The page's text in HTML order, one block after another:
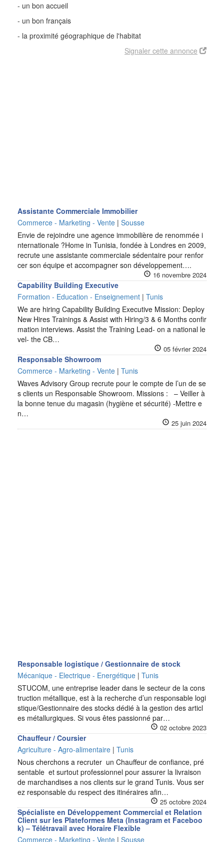
- un bon accueil
- un bon français
- la proximité géographique de l'habitat
Signaler cette annonce
Assistante Commerciale Immobilier
Commerce - Marketing - Vente | Sousse
Envie de rejoindre une agence immobilière de renommée i
nternationale ?Home in Tunisia, fondée à Londres en 2009,
recrute une assistante commerciale sédentaire pour renfor
cer son équipe et accompagner son développement….
16 novembre 2024
Capability Building Executive
Formation - Education - Enseignement | Tunis
We are hiring Capability Building Executive Mission: Deploy
New Hires Trainings & Assist with Hiring/3 & 6 Months confir
mation interviews. Assist the Training Lead- on a national le
vel- the CB…
05 février 2024
Responsable Showroom
Commerce - Marketing - Vente | Tunis
Waves Advisory Group recrute pour le compte de l’un de se
s clients un Responsable Showroom. Missions : – Veiller à
la bonne tenue du magasin (hygiène et sécurité) -Mettre e
n…
25 juin 2024
Responsable logistique / Gestionnaire de stock
Mécanique - Electrique - Energétique | Tunis
STUCOM, une entreprise leader dans le secteur de la cons
truction métallique, est à la recherche d’un responsable logi
stique/Gestionnaire des stocks dédié à la gestion des articl
es métallurgiques. Si vous êtes passionné par…
02 octobre 2023
Chauffeur / Coursier
Agriculture - Agro-alimentaire | Tunis
Nous cherchons a recruter un Chauffeur de confiance, pré
sentable et surtout professionnel pour assurer la livraison
de marchandises a nos clients sur le grand Tunis. Vous ser
ez responsable du respect des itinéraires afin…
25 octobre 2024
Spécialiste en Développement Commercial et Relation
Client sur les Plateformes Meta (Instagram et Faceboo
k) – Télétravail avec Horaire Flexible
Commerce - Marketing - Vente | Sousse